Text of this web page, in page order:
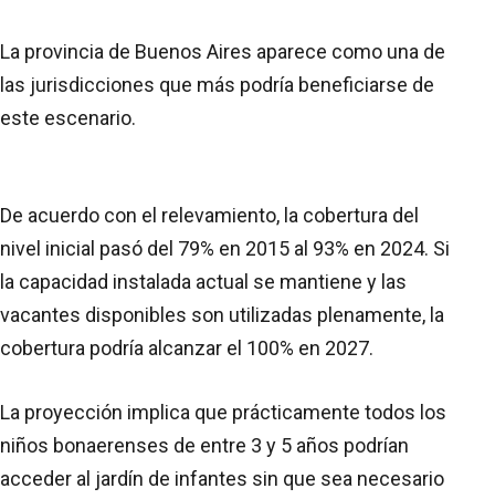
La provincia de Buenos Aires aparece como una de
las jurisdicciones que más podría beneficiarse de
este escenario.
De acuerdo con el relevamiento, la cobertura del
nivel inicial pasó del 79% en 2015 al 93% en 2024. Si
la capacidad instalada actual se mantiene y las
vacantes disponibles son utilizadas plenamente, la
cobertura podría alcanzar el 100% en 2027.
La proyección implica que prácticamente todos los
niños bonaerenses de entre 3 y 5 años podrían
acceder al jardín de infantes sin que sea necesario